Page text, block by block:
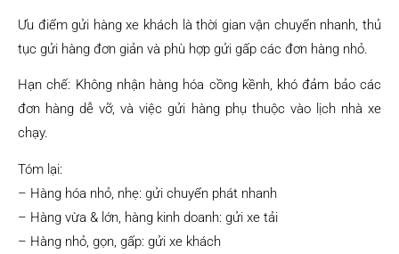
Ưu điểm gửi hàng xe khách là thời gian vận chuyển nhanh, thủ
tục gửi hàng đơn giản và phù hợp gửi gấp các đơn hàng nhỏ.
Hạn chế: Không nhận hàng hóa cồng kềnh, khó đảm bảo các
đơn hàng dễ vỡ, và việc gửi hàng phụ thuộc vào lịch nhà xe
chạy.
Tóm lại:
– Hàng hóa nhỏ, nhẹ: gửi chuyển phát nhanh
– Hàng vừa & lớn, hàng kinh doanh: gửi xe tải
– Hàng nhỏ, gọn, gấp: gửi xe khách